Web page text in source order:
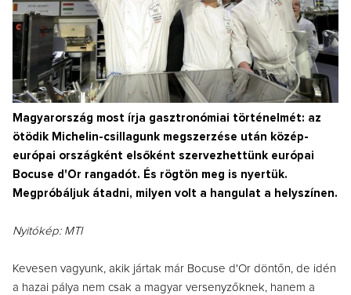
Magyarország most írja gasztronómiai történelmét: az
ötödik Michelin-csillagunk megszerzése után közép-
európai országként elsőként szervezhettünk európai
Bocuse d'Or rangadót. És rögtön meg is nyertük.
Megpróbáljuk átadni, milyen volt a hangulat a helyszínen.
Nyitókép: MTI
Kevesen vagyunk, akik jártak már Bocuse d'Or döntőn, de idén
a hazai pálya nem csak a magyar versenyzőknek, hanem a